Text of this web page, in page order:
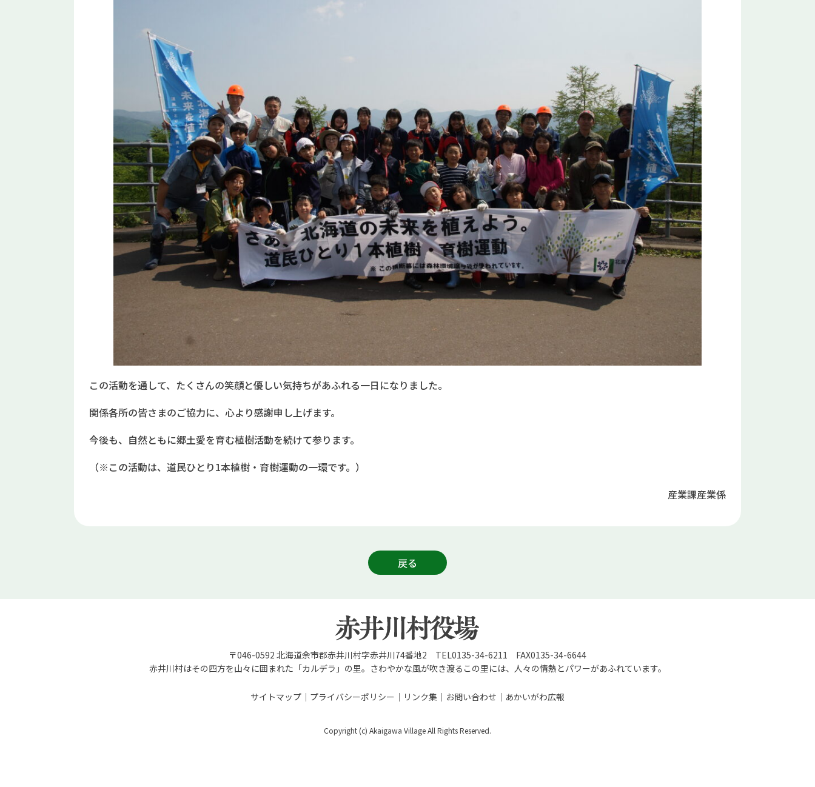
この活動を通して、たくさんの笑顔と優しい気持ちがあふれる一日になりました。
関係各所の皆さまのご協力に、心より感謝申し上げます。
今後も、自然ともに郷土愛を育む植樹活動を続けて参ります。
（※この活動は、道民ひとり1本植樹・育樹運動の一環です。）
産業課産業係
戻る
〒046-0592 北海道余市郡赤井川村字赤井川74番地2 TEL0135-34-6211 FAX0135-34-6644
赤井川村はその四方を山々に囲まれた「カルデラ」の里。さわやかな風が吹き渡るこの里には、人々の情熱とパワーがあふれています。
サイトマップ プライバシーポリシー リンク集 お問い合わせ あかいがわ広報
Copyright (c) Akaigawa Village All Rights Reserved.